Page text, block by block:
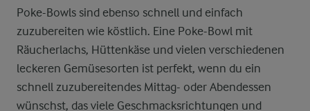
Poke-Bowls sind ebenso schnell und einfach
zuzubereiten wie köstlich. Eine Poke-Bowl mit
Räucherlachs, Hüttenkäse und vielen verschiedenen
leckeren Gemüsesorten ist perfekt, wenn du ein
schnell zuzubereitendes Mittag- oder Abendessen
wünschst, das viele Geschmacksrichtungen und